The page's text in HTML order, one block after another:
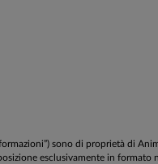
sono di proprietà di
esclusivamente in formato